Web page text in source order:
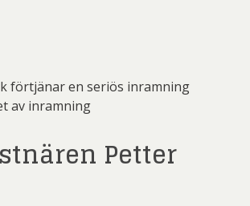
förtjänar en seriös inramning
av inramning
Petter